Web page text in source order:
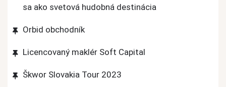
sa ako svetová hudobná destinácia
Orbid obchodník
Licencovaný maklér Soft Capital
Škwor Slovakia Tour 2023